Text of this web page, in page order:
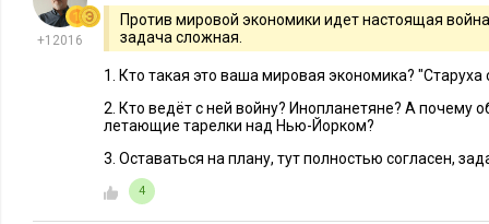
Что мешает дойти до 100% результата?
Про продукт:
Какова стратегия продукта? (самые маржинальные
позиционирование).
Зачем им это нужно покупать?
Где и как донести эту мысль до ЦА?
План действий в формате SMART или любом другом,
+12016
Против мировой экономики идет настоящая
задача сложная.
1. Кто такая это ваша мировая экономика? "Старуха
2. Кто ведёт с ней войну? Инопланетяне? А почему
летающие тарелки над Нью-Йорком?
3. Оставаться на плану, тут полностью согласен,
4